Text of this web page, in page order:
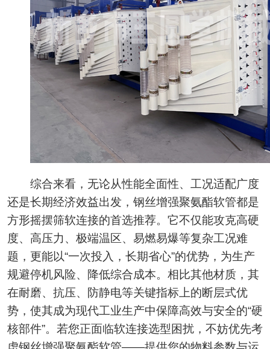
综合来看，无论从性能全面性、工况适配广度
还是长期经济效益出发，钢丝增强聚氨酯软管都是
方形摇摆筛软连接的首选推荐。它不仅能攻克高硬
度、高压力、极端温区、易燃易爆等复杂工况难
题，更能以“一次投入，长期省心”的优势，为生产
规避停机风险、降低综合成本。相比其他材质，其
在耐磨、抗压、防静电等关键指标上的断层式优
势，使其成为现代工业生产中保障高效与安全的“硬
核部件”。若您正面临软连接选型困扰，不妨优先考